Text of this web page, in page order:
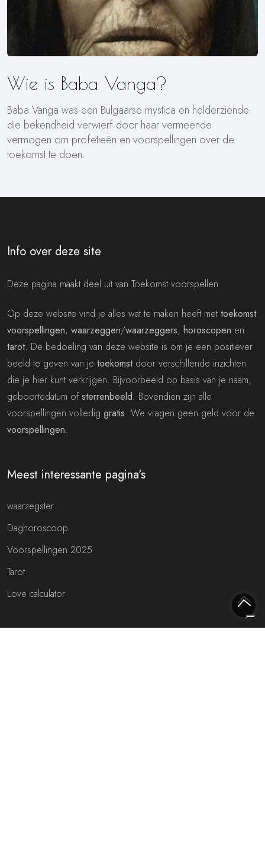
Wie is Baba Vanga?
Baba Vanga was een Bulgaarse mystica en helderziende
die bekendheid verwierf door haar vermeende
vermogen om profetieën en voorspellingen over de
toekomst te doen.
Info over deze site
Deze pagina maakt deel uit van Toekomst voorspellen
Op deze website vind je alles wat te maken heeft met toekomst
voorspellingen, waarzeggen/waarzeggers, horoscopen en
tarot. De bedoeling van deze website is om je een positiever
beeld te geven van je toekomstdoor verschillende inzichten
die je hier kunt verkrijgen. Bijvoorbeeld op basis van je naam,
geboortedatum ofsterrenbeeld. Bovendien zijn alle
voorspellingen volledig gratis. We vragen geen geld voor de
voorspellingen.
Meest interessante pagina's
waarzegster
Daghoroscoop
Voorspellingen 2025
Tarot
Love calculator